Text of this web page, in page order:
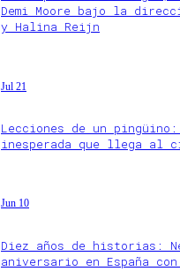
Demi Moore bajo la
y Halina Reijn
Jul 21
Lecciones de un
inesperada que llega al
Jun 10
Diez años de historias:
aniversario en España